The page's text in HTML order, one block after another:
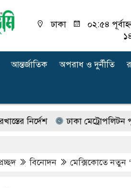
ঢাকা
০২:৫৪
আন্তর্জাতিক অপরাধ ‍ও দুর্নীতি
ঢাকা মেট্রোপলিটন পুলিশের
বিনোদন মেক্সিকোতে নতুন